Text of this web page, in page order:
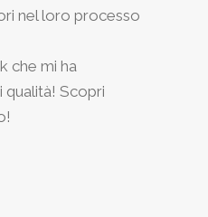
nel loro processo
che mi ha
qualità! Scopri